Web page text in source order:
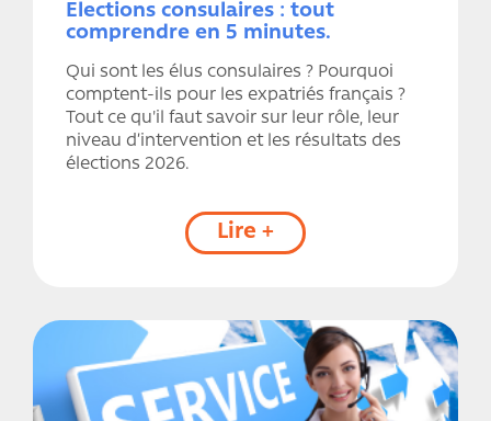
Elections consulaires : tout
comprendre en 5 minutes.
Qui sont les élus consulaires ? Pourquoi
comptent-ils pour les expatriés français ?
Tout ce qu'il faut savoir sur leur rôle, leur
niveau d’intervention et les résultats des
élections 2026.
Lire +